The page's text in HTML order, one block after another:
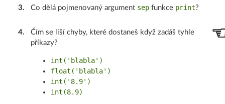
3. Co dělá pojmenovaný argument sep funkce print?
4.
Čím se liší chyby, které dostaneš když zadáš tyhle
příkazy?
int('blabla')
float('blabla')
int('8.9')
int(8.9)